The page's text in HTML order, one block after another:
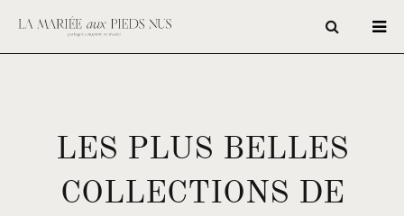
LES PLUS BELLES
COLLECTIONS DE